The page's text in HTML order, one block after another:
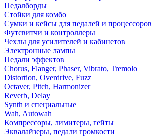
Педалборды
Стойки для комбо
Сумки и кейсы для педалей и процессоров
Футсвитчи и контроллеры
Чехлы для усилителей и кабинетов
Электронные лампы
Педали эффектов
Chorus, Flanger, Phaser, Vibrato, Tremolo
Distortion, Overdrive, Fuzz
Octaver, Pitch, Harmonizer
Reverb, Delay
Synth и специальные
Wah, Autowah
Компрессоры, лимитеры, гейты
Эквалайзеры, педали громкости